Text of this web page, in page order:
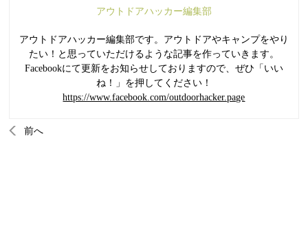
アウトドアハッカー編集部
アウトドアハッカー編集部です。アウトドアやキャンプをやり
たい！と思っていただけるような記事を作っていきます。
Facebookにて更新をお知らせしておりますので、ぜひ「いい
ね！」を押してください！
https://www.facebook.com/outdoorhacker.page
前へ